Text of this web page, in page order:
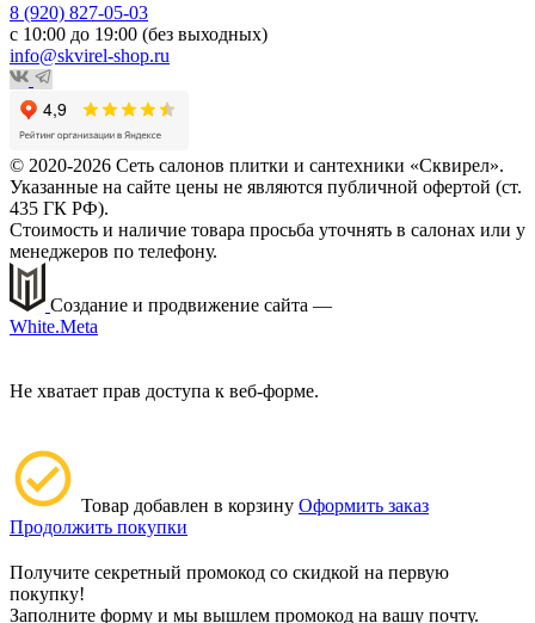
8 (920) 827-05-03
с 10:00 до 19:00 (без выходных)
info@skvirel-shop.ru
© 2020-2026 Сеть салонов плитки и сантехники «Сквирел».
Указанные на сайте цены не являются публичной офертой (ст.
435 ГК РФ).
Стоимость и наличие товара просьба уточнять в салонах или у
менеджеров по телефону.
Создание и продвижение сайта —
White.Meta
Не хватает прав доступа к веб-форме.
Товар добавлен в корзину Оформить заказ
Продолжить покупки
Получите секретный промокод со скидкой на первую
покупку!
Заполните форму и мы вышлем промокод на вашу почту.